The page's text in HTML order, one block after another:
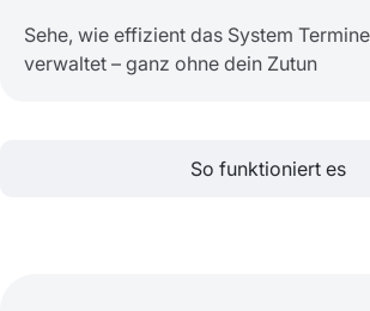
Sehe, wie effizient das System
verwaltet – ganz ohne dein Zutun
So funktioniert es